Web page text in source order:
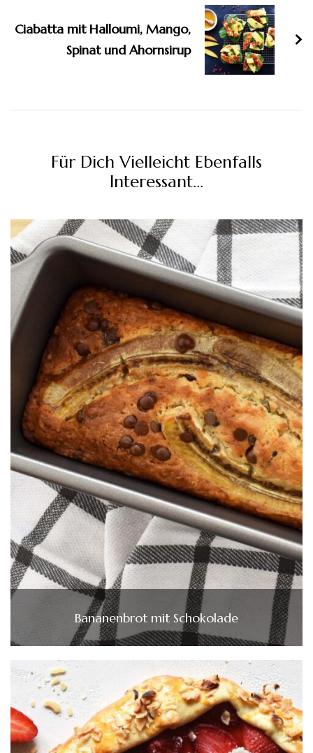
Ciabatta mit Halloumi, Mango,
Spinat und Ahornsirup
Für Dich Vielleicht Ebenfalls
Interessant...
Bananenbrot mit Schokolade